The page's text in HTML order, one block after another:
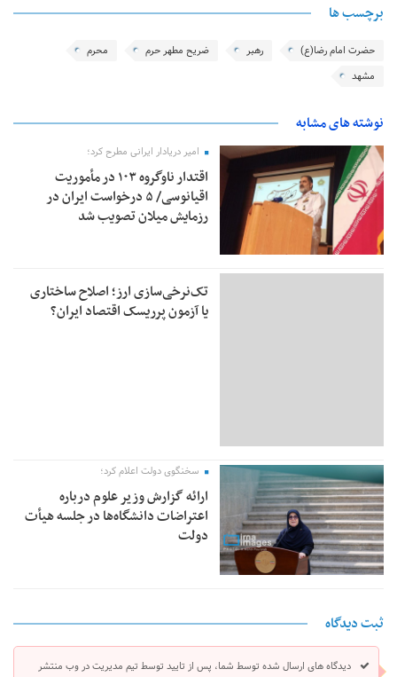
برچسب ها
حضرت امام رضا(ع) رهبر ضریح مطهر حرم
محرم
مشهد
نوشته های مشابه
امیر دریادار ایرانی مطرح کرد؛
اقتدار ناوگروه ۱۰۳ در مأموریت‌
اقیانوسی/ ۵ درخواست ایران در
رزمایش میلان تصویب شد
تک‌نرخی‌سازی ارز؛ اصلاح ساختاری
یا آزمون پرریسک اقتصاد ایران؟
سخنگوی دولت اعلام کرد؛
ارائه گزارش وزیر علوم درباره
اعتراضات دانشگاه‌ها در جلسه هیأت
دولت
ثبت دیدگاه
دیدگاه های ارسال شده توسط شما، پس از تایید توسط تیم مدیریت در وب منتشر